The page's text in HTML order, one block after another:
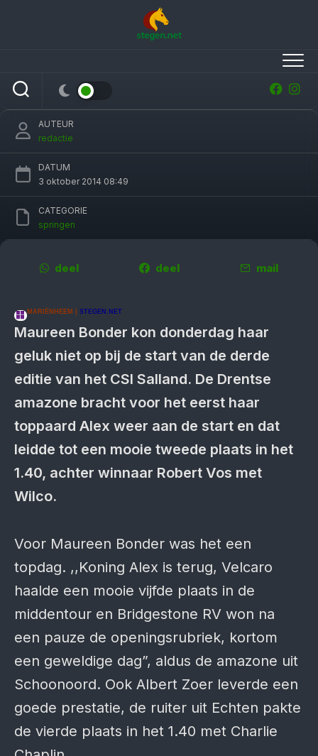
Salland
AUTEUR
redactie
DATUM
3 oktober 2014 08:49
CATEGORIE
springen
deel deel mail
MARIËNHEEM | STEGEN.NET
Maureen Bonder kon donderdag haar
geluk niet op bij de start van de derde
editie van het CSI Salland. De Drentse
amazone bracht voor het eerst haar
toppaard Alex weer aan de start en dat
leidde tot een mooie tweede plaats in het
1.40, achter winnaar Robert Vos met
Wilco.
Voor Maureen Bonder was het een
topdag. ,,Koning Alex is terug, Velcaro
haalde een mooie vijfde plaats in de
middentour en Bridgestone RV won na
een pauze de openingsrubriek, kortom
een geweldige dag”, aldus de amazone uit
Schoonoord. Ook Albert Zoer leverde een
goede prestatie, de ruiter uit Echten pakte
de vierde plaats in het 1.40 met Charlie